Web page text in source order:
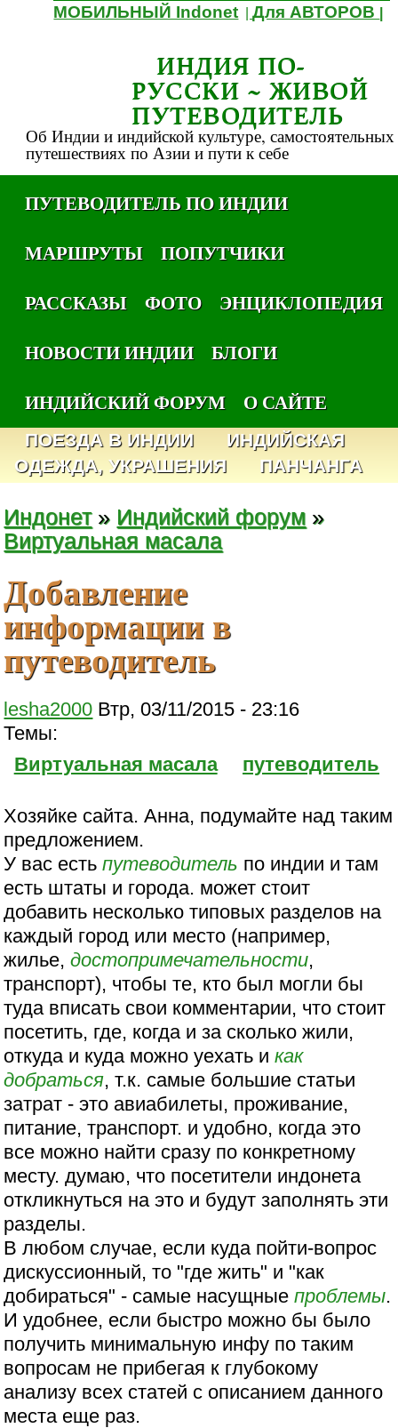
МОБИЛЬНЫЙ Indonet |Для АВТОРОВ
ИНДИЯ ПО-
РУССКИ ~ ЖИВОЙ
ПУТЕВОДИТЕЛЬ
Об Индии и индийской культуре, самостоятельных
путешествиях по Азии и пути к себе
ПУТЕВОДИТЕЛЬ ПО ИНДИИ
МАРШРУТЫ
ПОПУТЧИКИ
РАССКАЗЫ
ФОТО
ЭНЦИКЛОПЕДИЯ
НОВОСТИ ИНДИИ
БЛОГИ
ИНДИЙСКИЙ ФОРУМ
О САЙТЕ
ПОЕЗДА В ИНДИИ
ИНДИЙСКАЯ
ОДЕЖДА, УКРАШЕНИЯ
ПАНЧАНГА
Индонет» Индийский форум »
Виртуальная масала
Добавление
информации в
путеводитель
lesha2000 Втр, 03/11/2015 - 23:16
Темы:
Виртуальная масала
путеводитель
Хозяйке сайта. Анна, подумайте над таким
предложением.
У вас естьпутеводитель по индии и там
есть штаты и города. может стоит
добавить несколько типовых разделов на
каждый город или место (например,
жилье,достопримечательности,
транспорт), чтобы те, кто был могли бы
туда вписать свои комментарии, что стоит
посетить, где, когда и за сколько жили,
откуда и куда можно уехать икак
добраться, т.к. самые большие статьи
затрат - это авиабилеты, проживание,
питание, транспорт. и удобно, когда это
все можно найти сразу по конкретному
месту. думаю, что посетители индонета
откликнуться на это и будут заполнять эти
разделы.
В любом случае, если куда пойти-вопрос
дискуссионный, то "где жить" и "как
добираться" - самые насущныепроблемы.
И удобнее, если быстро можно бы было
получить минимальную инфу по таким
вопросам не прибегая к глубокому
анализу всех статей с описанием данного
места еще раз.